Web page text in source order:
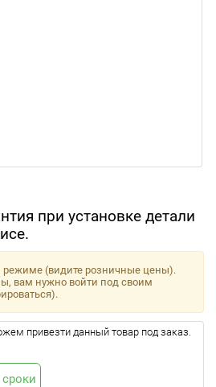
при установке детали
режиме (видите розничные цены).
вам нужно войти под своим
привезти данный товар под заказ.